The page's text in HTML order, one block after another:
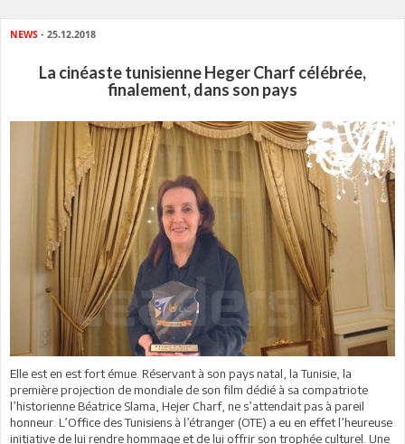
NEWS - 25.12.2018
La cinéaste tunisienne Heger Charf célébrée,
finalement, dans son pays
Elle est en est fort émue. Réservant à son pays natal, la Tunisie, la
première projection de mondiale de son film dédié à sa compatriote
l’historienne Béatrice Slama, Hejer Charf, ne s’attendait pas à pareil
honneur. L’Office des Tunisiens à l’étranger (OTE) a eu en effet l’heureuse
initiative de lui rendre hommage et de lui offrir son trophée culturel. Une